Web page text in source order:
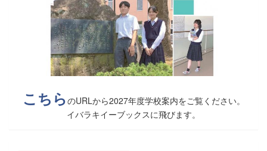
こちらのURLから2027年度学校案内をご覧ください。
イバラキイーブックスに飛びます。